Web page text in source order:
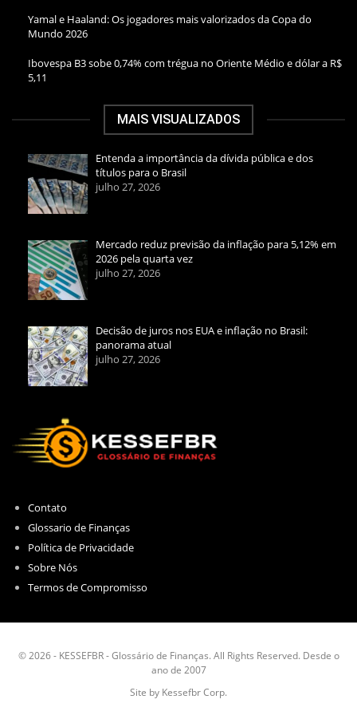
Yamal e Haaland: Os jogadores mais valorizados da Copa do
Mundo 2026
Ibovespa B3 sobe 0,74% com trégua no Oriente Médio e dólar a R$
5,11
MAIS VISUALIZADOS
Entenda a importância da dívida pública e dos
títulos para o Brasil
julho 27, 2026
Mercado reduz previsão da inflação para 5,12% em
2026 pela quarta vez
julho 27, 2026
Decisão de juros nos EUA e inflação no Brasil:
panorama atual
julho 27, 2026
Contato
Glossario de Finanças
Política de Privacidade
Sobre Nós
Termos de Compromisso
© 2026 - KESSEFBR - Glossário de Finanças. All Rights Reserved. Desde o
ano de 2007
Site by Kessefbr Corp.